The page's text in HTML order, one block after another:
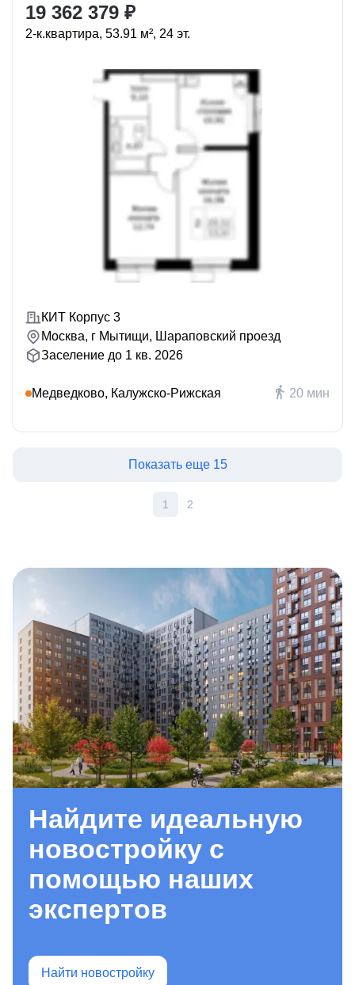
19 362 379 ₽
2-к.квартира, 53.91 м², 24 эт.
КИТ Корпус 3
Москва, г Мытищи, Шараповский проезд
Заселение до 1 кв. 2026
Медведково, Калужско-Рижская 20 мин
Показать еще 15
1 2
Найдите идеальную
новостройку с
помощью наших
экспертов
Найти новостройку